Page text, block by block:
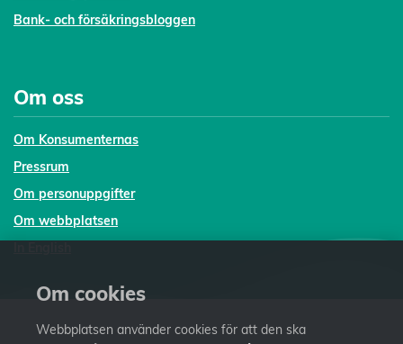
Bank- och försäkringsbloggen
Om oss
Om Konsumenternas
Pressrum
Om personuppgifter
Om webbplatsen
Om cookies
Webbplatsen använder cookies för att den ska